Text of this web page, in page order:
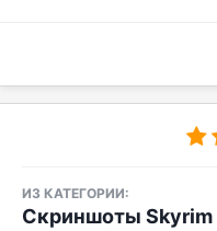
ИЗ КАТЕГОРИИ:
Скриншоты Skyrim